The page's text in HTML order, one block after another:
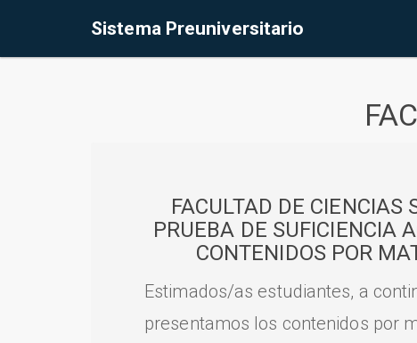
Sistema Preuniversitario
FACULTAD DE CIENCIAS
PRUEBA DE SUFICIENCIA
CONTENIDOS POR
Estimados/as estudiantes, a
presentamos los contenidos por